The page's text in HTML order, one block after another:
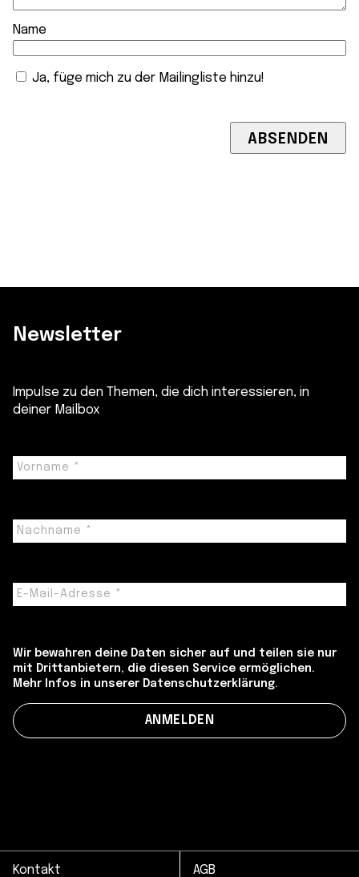
Name
Ja, füge mich zu der Mailingliste hinzu!
Newsletter
Impulse zu den Themen, die dich interessieren, in
deiner Mailbox
Wir bewahren deine Daten sicher auf und teilen sie nur
mit Drittanbietern, die diesen Service ermöglichen.
Mehr Infos in unserer Datenschutzerklärung.
Kontakt AGB